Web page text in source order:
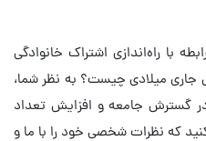
با راه‌اندازی اشتراک خانوادگی
میلادی چیست؟ به نظر شما،
در گسترش جامعه و افزایش تعداد
که نظرات شخصی خود را با ما و